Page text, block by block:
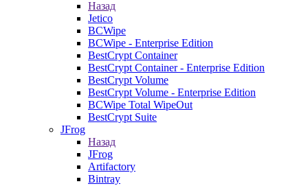
Назад
Jetico
BCWipe
BCWipe - Enterprise Edition
BestCrypt Container
BestCrypt Container - Enterprise Edition
BestCrypt Volume
BestCrypt Volume - Enterprise Edition
BCWipe Total WipeOut
BestCrypt Suite
JFrog
Назад
JFrog
Artifactory
Bintray